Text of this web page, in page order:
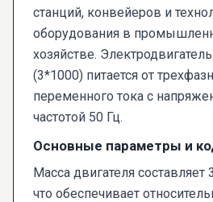
станций, конвейеров и
оборудования в
хозяйстве.
(3*1000) питается от
переменного тока с
частотой 50 Гц.
Основные параметры и
Масса двигателя составляет
что обеспечивает